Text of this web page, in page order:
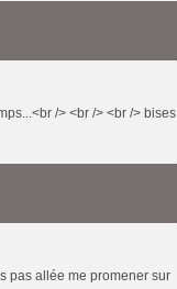
/> <br /> <br /> bises
pas allée me promener sur